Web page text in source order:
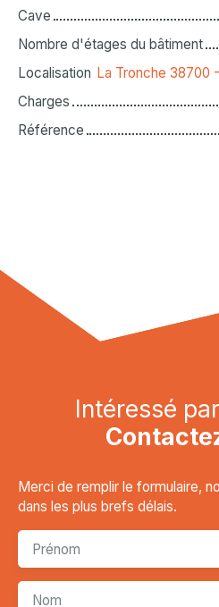
Cave
Nombre d'étages du bâtiment
Localisation
Charges
Référence
Intéressé
Merci de remplir le formulaire,
dans les plus brefs délais.
Prénom
Nom